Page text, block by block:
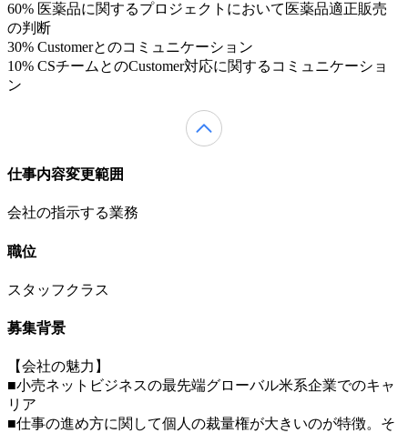
60% 医薬品に関するプロジェクトにおいて医薬品適正販売
の判断
30% Customerとのコミュニケーション
10% CSチームとのCustomer対応に関するコミュニケーショ
ン
仕事内容変更範囲
会社の指示する業務
職位
スタッフクラス
募集背景
【会社の魅力】
■小売ネットビジネスの最先端グローバル米系企業でのキャ
リア
■仕事の進め方に関して個人の裁量権が大きいのが特徴。そ